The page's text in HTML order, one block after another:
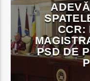
CCR:
PSD DE